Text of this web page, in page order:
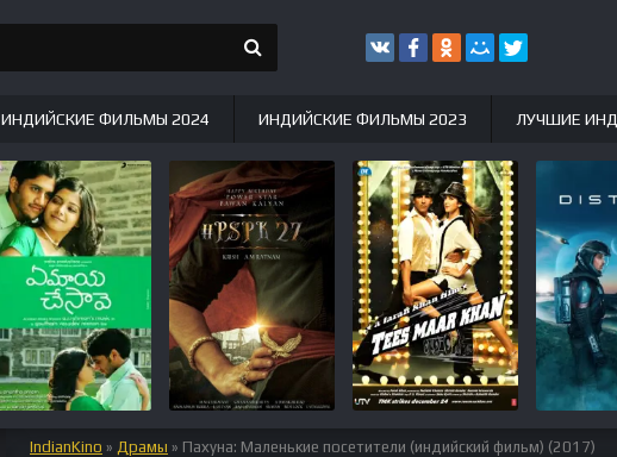
IndianKino » Драмы » Пахуна: Маленькие посетители (индийский фильм) (2017)
ИНДИЙСКИЕ ФИЛЬМЫ 2024 ИНДИЙСКИЕ ФИЛЬМЫ 2023 ЛУЧШИЕ